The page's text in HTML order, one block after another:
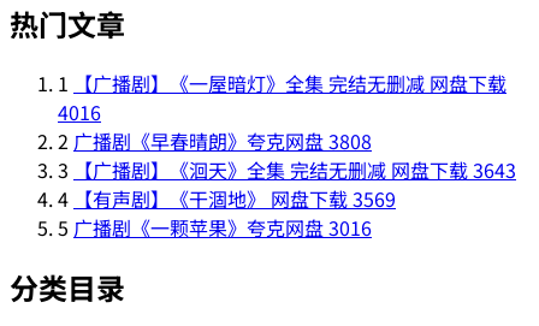
热门文章
1
【广播剧】《一屋暗灯》全集 完结无删减 网盘下载
4016
2 广播剧《早春晴朗》夸克网盘3808
3
【广播剧】《洄天》全集 完结无删减 网盘下载3643
4 【有声剧】《干涸地》 网盘下载3569
5 广播剧《一颗苹果》夸克网盘3016
分类目录